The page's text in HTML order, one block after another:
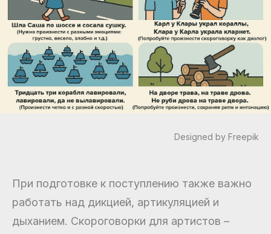
Designed by Freepik
При подготовке к поступлению также важно
работать над дикцией, артикуляцией и
дыханием. Скороговорки для артистов –